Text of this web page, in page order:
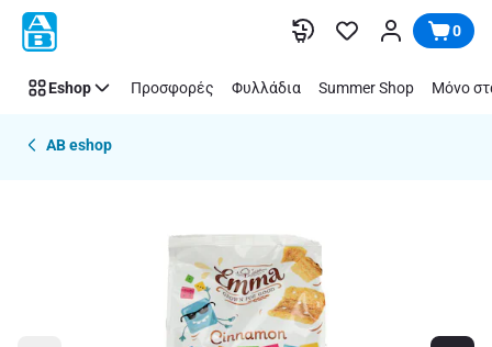
Παράλειψη 0
Eshop Προσφορές Φυλλάδια Summer Shop Μόνο
AB eshop